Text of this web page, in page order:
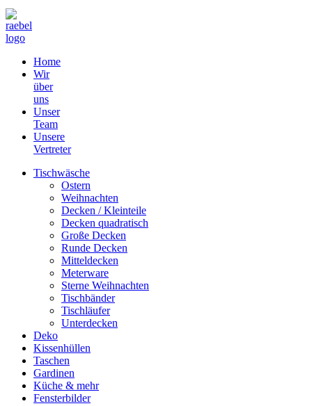
Home
Wir
über
uns
Unser
Team
Unsere
Vertreter
Tischwäsche
Ostern
Weihnachten
Decken / Kleinteile
Decken quadratisch
Große Decken
Runde Decken
Mitteldecken
Meterware
Sterne Weihnachten
Tischbänder
Tischläufer
Unterdecken
Deko
Kissenhüllen
Taschen
Gardinen
Küche & mehr
Fensterbilder